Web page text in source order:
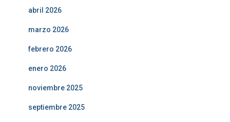
abril 2026
marzo 2026
febrero 2026
enero 2026
noviembre 2025
septiembre 2025